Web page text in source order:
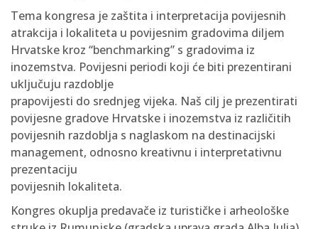
Tema kongresa je zaštita i interpretacija povijesnih
atrakcija i lokaliteta u povijesnim gradovima diljem
Hrvatske kroz “benchmarking” s gradovima iz
inozemstva. Povijesni periodi koji će biti prezentirani
uključuju razdoblje
prapovijesti do srednjeg vijeka. Naš cilj je prezentirati
povijesne gradove Hrvatske i inozemstva iz različitih
povijesnih razdoblja s naglaskom na destinacijski
management, odnosno kreativnu i interpretativnu
prezentaciju
povijesnih lokaliteta.
Kongres okuplja predavače iz turističke i arheološke